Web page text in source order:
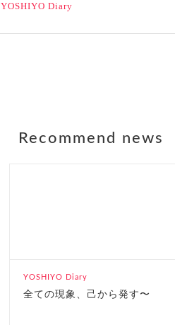
YOSHIYO Diary
Recommend news
YOSHIYO Diary
全ての現象、己から発す〜